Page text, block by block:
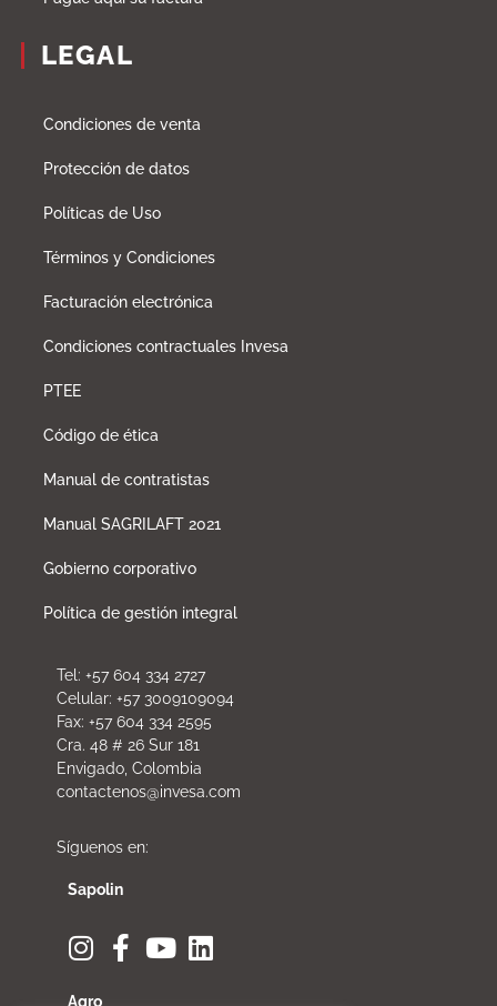
LEGAL
Condiciones de venta
Protección de datos
Políticas de Uso
Términos y Condiciones
Facturación electrónica
Condiciones contractuales Invesa
PTEE
Código de ética
Manual de contratistas
Manual SAGRILAFT 2021
Gobierno corporativo
Política de gestión integral
Tel: +57 604 334 2727
Celular: +57 3009109094
Fax: +57 604 334 2595
Cra. 48 # 26 Sur 181
Envigado, Colombia
contactenos@invesa.com
Síguenos en:
Sapolin
Agro